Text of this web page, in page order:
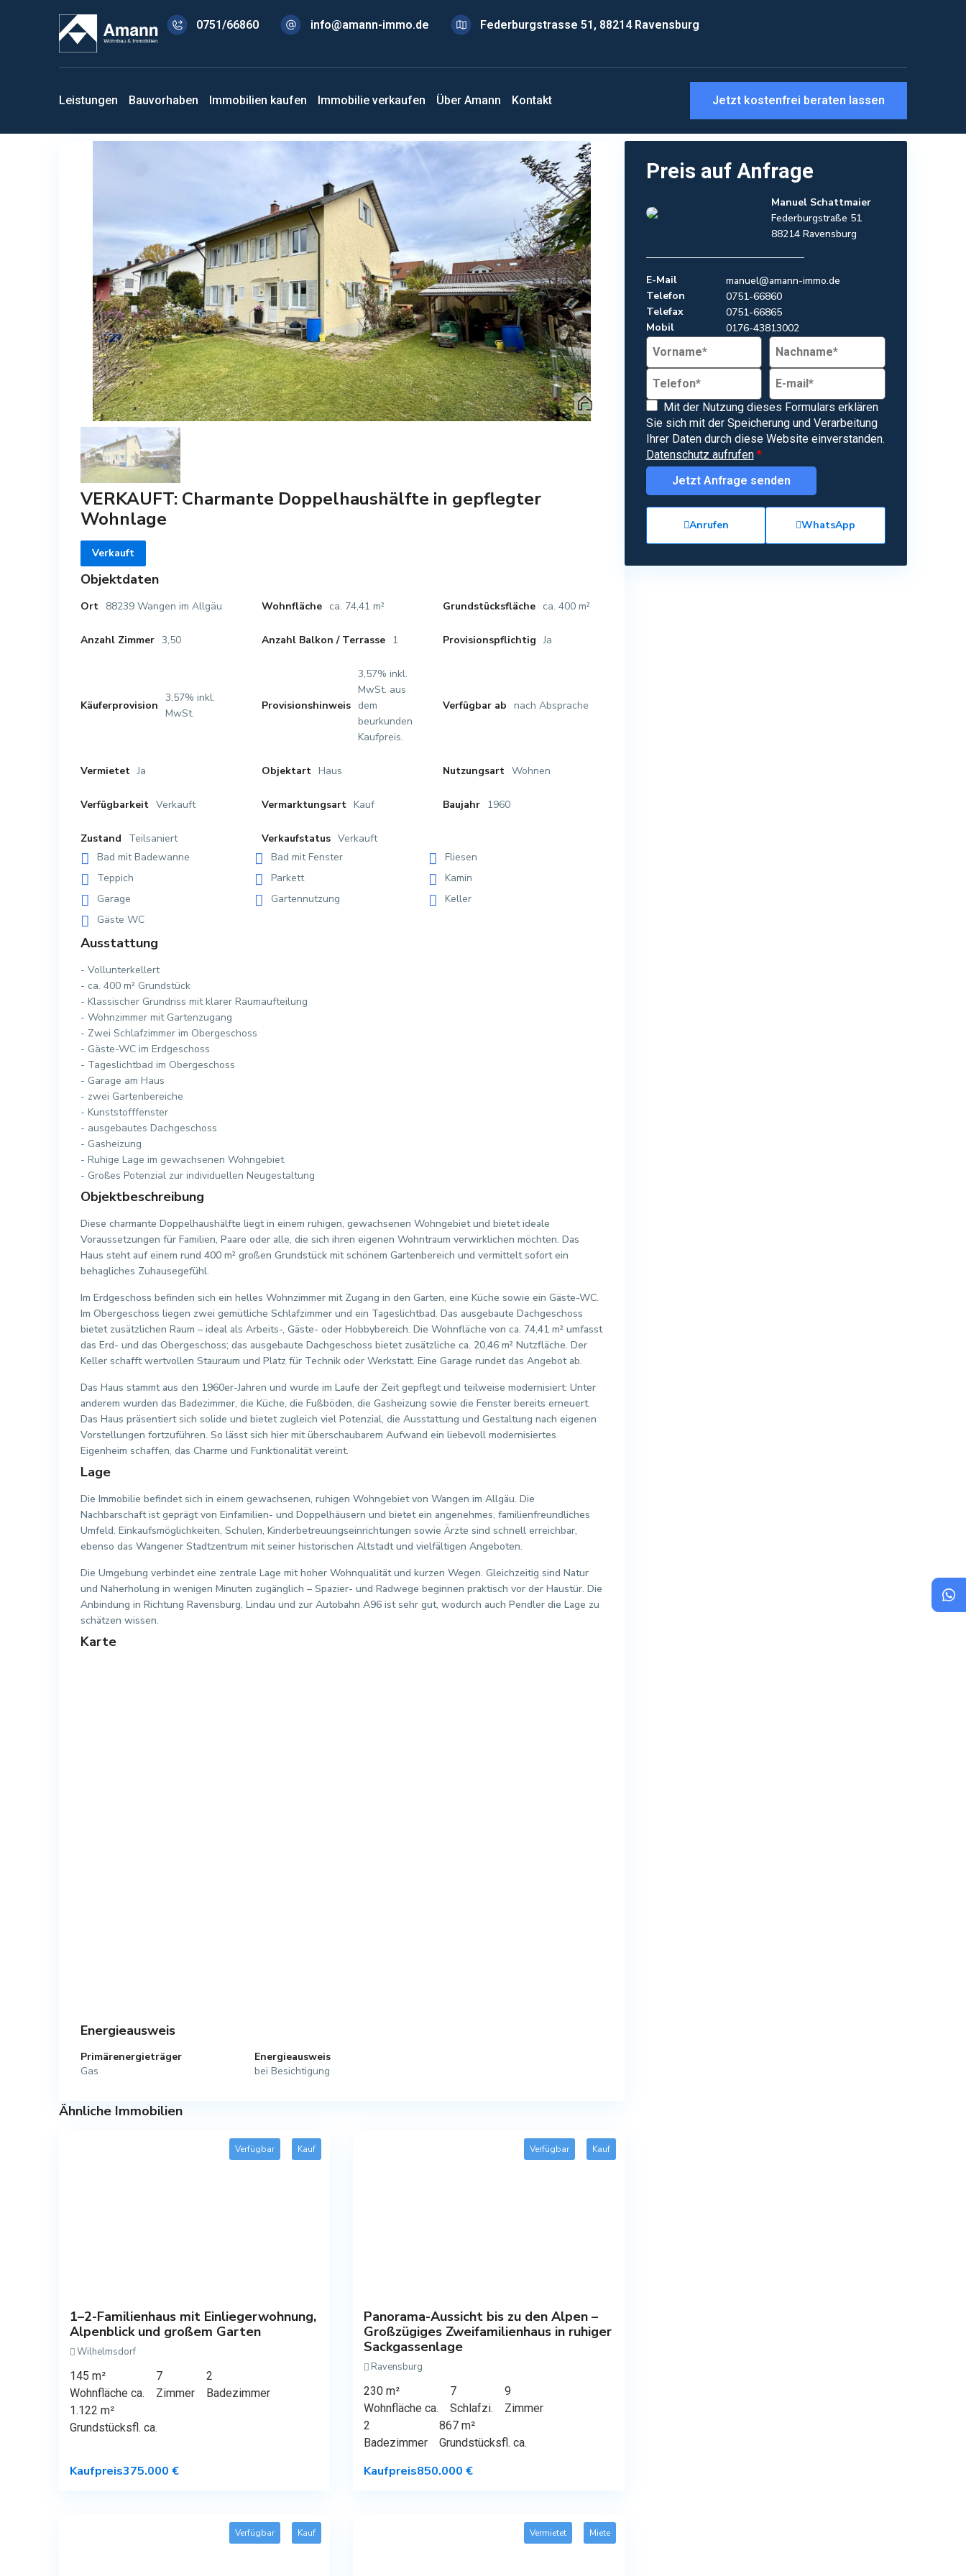
0751/66860 info@amann-immo.de Federburgstrasse 51, 88214 Ravensburg
Leistungen Bauvorhaben Immobilien kaufen Immobilie verkaufen Über Amann Kontakt Jetzt kostenfrei beraten lassen
VERKAUFT: Charmante Doppelhaushälfte in gepflegter
Wohnlage
Verkauft
Objektdaten
Ort 88239 Wangen im Allgäu Wohnfläche ca. 74,41 m² Grundstücksfläche ca. 400 m²
Anzahl Zimmer 3,50 Anzahl Balkon / Terrasse 1 Provisionspflichtig Ja
Käuferprovision
3,57% inkl.
MwSt.
Provisionshinweis
3,57% inkl.
MwSt. aus
dem
beurkunden
Kaufpreis.
Verfügbar ab nach Absprache
Vermietet Ja Objektart Haus Nutzungsart Wohnen
Verfügbarkeit Verkauft Vermarktungsart Kauf Baujahr 1960
Zustand Teilsaniert Verkaufstatus Verkauft
Bad mit Badewanne
Bad mit Fenster
Fliesen
Teppich
Parkett
Kamin
Garage
Gartennutzung
Keller
Gäste WC
Ausstattung
- Vollunterkellert
- ca. 400 m² Grundstück
- Klassischer Grundriss mit klarer Raumaufteilung
- Wohnzimmer mit Gartenzugang
- Zwei Schlafzimmer im Obergeschoss
- Gäste-WC im Erdgeschoss
- Tageslichtbad im Obergeschoss
- Garage am Haus
- zwei Gartenbereiche
- Kunststofffenster
- ausgebautes Dachgeschoss
- Gasheizung
- Ruhige Lage im gewachsenen Wohngebiet
- Großes Potenzial zur individuellen Neugestaltung
Objektbeschreibung
Diese charmante Doppelhaushälfte liegt in einem ruhigen, gewachsenen Wohngebiet und bietet ideale
Voraussetzungen für Familien, Paare oder alle, die sich ihren eigenen Wohntraum verwirklichen möchten. Das
Haus steht auf einem rund 400 m² großen Grundstück mit schönem Gartenbereich und vermittelt sofort ein
behagliches Zuhausegefühl.
Im Erdgeschoss befinden sich ein helles Wohnzimmer mit Zugang in den Garten, eine Küche sowie ein Gäste-WC.
Im Obergeschoss liegen zwei gemütliche Schlafzimmer und ein Tageslichtbad. Das ausgebaute Dachgeschoss
bietet zusätzlichen Raum – ideal als Arbeits-, Gäste- oder Hobbybereich. Die Wohnfläche von ca. 74,41 m² umfasst
das Erd- und das Obergeschoss; das ausgebaute Dachgeschoss bietet zusätzliche ca. 20,46 m² Nutzfläche. Der
Keller schafft wertvollen Stauraum und Platz für Technik oder Werkstatt. Eine Garage rundet das Angebot ab.
Das Haus stammt aus den 1960er-Jahren und wurde im Laufe der Zeit gepflegt und teilweise modernisiert: Unter
anderem wurden das Badezimmer, die Küche, die Fußböden, die Gasheizung sowie die Fenster bereits erneuert.
Das Haus präsentiert sich solide und bietet zugleich viel Potenzial, die Ausstattung und Gestaltung nach eigenen
Vorstellungen fortzuführen. So lässt sich hier mit überschaubarem Aufwand ein liebevoll modernisiertes
Eigenheim schaffen, das Charme und Funktionalität vereint.
Lage
Die Immobilie befindet sich in einem gewachsenen, ruhigen Wohngebiet von Wangen im Allgäu. Die
Nachbarschaft ist geprägt von Einfamilien- und Doppelhäusern und bietet ein angenehmes, familienfreundliches
Umfeld. Einkaufsmöglichkeiten, Schulen, Kinderbetreuungseinrichtungen sowie Ärzte sind schnell erreichbar,
ebenso das Wangener Stadtzentrum mit seiner historischen Altstadt und vielfältigen Angeboten.
Die Umgebung verbindet eine zentrale Lage mit hoher Wohnqualität und kurzen Wegen. Gleichzeitig sind Natur
und Naherholung in wenigen Minuten zugänglich – Spazier- und Radwege beginnen praktisch vor der Haustür. Die
Anbindung in Richtung Ravensburg, Lindau und zur Autobahn A96 ist sehr gut, wodurch auch Pendler die Lage zu
schätzen wissen.
Karte
Energieausweis
Primärenergieträger
Gas
Energieausweis
bei Besichtigung
Ähnliche Immobilien
Verfügbar Kauf
1–2-Familienhaus mit Einliegerwohnung,
Alpenblick und großem Garten
Wilhelmsdorf
145 m²
Wohnfläche ca.
7
Zimmer
2
Badezimmer
1.122 m²
Grundstücksfl. ca.
Kaufpreis375.000 €
Verfügbar Kauf
Panorama-Aussicht bis zu den Alpen –
Großzügiges Zweifamilienhaus in ruhiger
Sackgassenlage
Ravensburg
230 m²
Wohnfläche ca.
7
Schlafzi.
9
Zimmer
2
Badezimmer
867 m²
Grundstücksfl. ca.
Kaufpreis850.000 €
Verfügbar Kauf Vermietet Miete
Preis auf Anfrage
Manuel Schattmaier
Federburgstraße 51
88214 Ravensburg
E-Mail
manuel@amann-immo.de
Telefon
0751-66860
Telefax
0751-66865
Mobil
0176-43813002
Mit der Nutzung dieses Formulars erklären
Sie sich mit der Speicherung und Verarbeitung
Ihrer Daten durch diese Website einverstanden.
Datenschutz aufrufen *
Jetzt Anfrage senden
Anrufen WhatsApp